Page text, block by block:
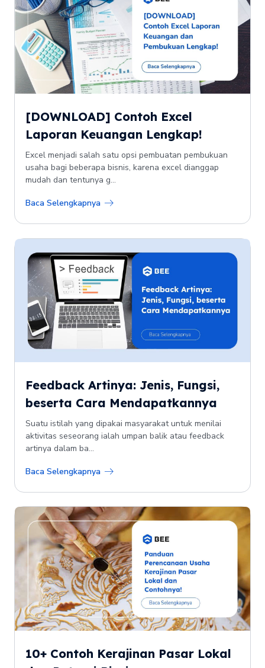
[DOWNLOAD] Contoh Excel
Laporan Keuangan Lengkap!
Excel menjadi salah satu opsi pembuatan pembukuan
usaha bagi beberapa bisnis, karena excel dianggap
mudah dan tentunya g...
Baca Selengkapnya
Feedback Artinya: Jenis, Fungsi,
beserta Cara Mendapatkannya
Suatu istilah yang dipakai masyarakat untuk menilai
aktivitas seseorang ialah umpan balik atau feedback
artinya dalam ba...
Baca Selengkapnya
10+ Contoh Kerajinan Pasar Lokal